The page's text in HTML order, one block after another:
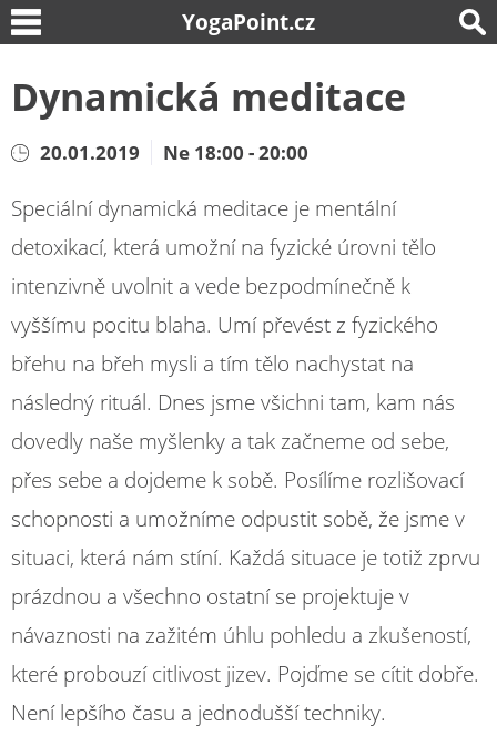
YogaPoint.cz
Dynamická meditace
20.01.2019 Ne 18:00 - 20:00
Speciální dynamická meditace je mentální
detoxikací, která umožní na fyzické úrovni tělo
intenzivně uvolnit a vede bezpodmínečně k
vyššímu pocitu blaha. Umí převést z fyzického
břehu na břeh mysli a tím tělo nachystat na
následný rituál. Dnes jsme všichni tam, kam nás
dovedly naše myšlenky a tak začneme od sebe,
přes sebe a dojdeme k sobě. Posílíme rozlišovací
schopnosti a umožníme odpustit sobě, že jsme v
situaci, která nám stíní. Každá situace je totiž zprvu
prázdnou a všechno ostatní se projektuje v
návaznosti na zažitém úhlu pohledu a zkušeností,
které probouzí citlivost jizev. Pojďme se cítit dobře.
Není lepšího času a jednodušší techniky.